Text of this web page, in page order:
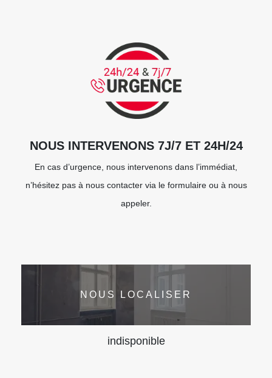
NOUS INTERVENONS 7J/7 ET 24H/24
En cas d’urgence, nous intervenons dans l’immédiat,
n’hésitez pas à nous contacter via le formulaire ou à nous
appeler.
NOUS LOCALISER
indisponible